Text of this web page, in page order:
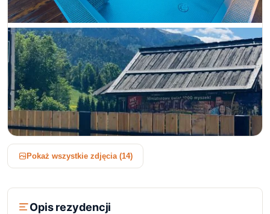
+9 zdjęć
Pokaż wszystkie zdjęcia (14)
Opis rezydencji